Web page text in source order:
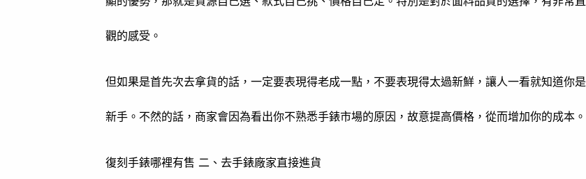
觀的感受。
但如果是首先次去拿貨的話，一定要表現得老成一點，不要表現得太過新鮮，讓人一看就知道你是
新手。不然的話，商家會因為看出你不熟悉手錶市場的原因，故意提高價格，從而增加你的成本。
復刻手錶哪裡有售 二、去手錶廠家直接進貨